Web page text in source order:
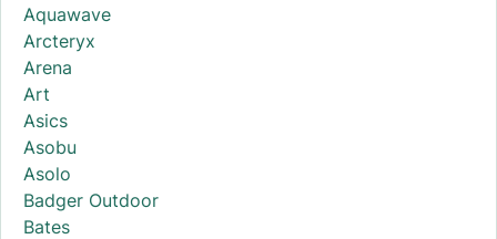
Aquawave
Arcteryx
Arena
Art
Asics
Asobu
Asolo
Badger Outdoor
Bates